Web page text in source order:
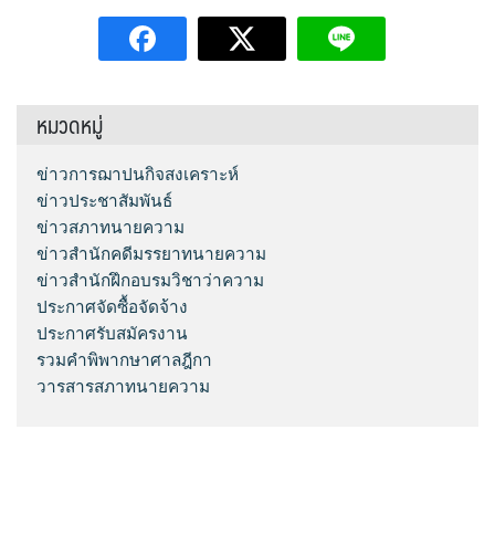
หมวดหมู่
ข่าวการฌาปนกิจสงเคราะห์
ข่าวประชาสัมพันธ์
ข่าวสภาทนายความ
ข่าวสำนักคดีมรรยาทนายความ
ข่าวสำนักฝึกอบรมวิชาว่าความ
ประกาศจัดซื้อจัดจ้าง
ประกาศรับสมัครงาน
รวมคำพิพากษาศาลฎีกา
วารสารสภาทนายความ